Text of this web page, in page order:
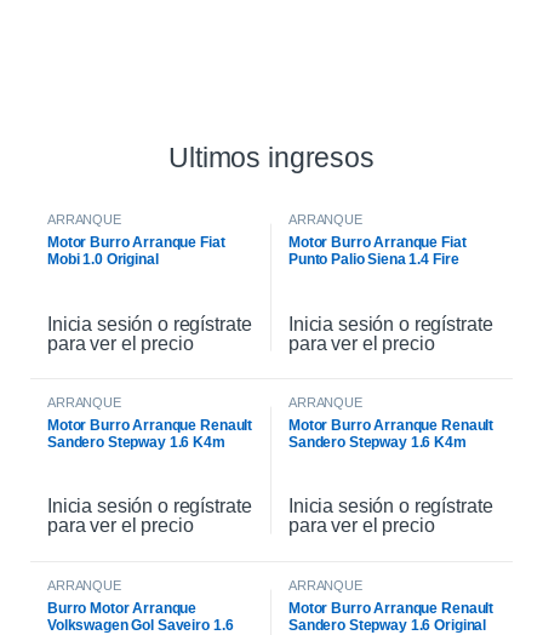
Ultimos ingresos
ARRANQUE
Motor Burro Arranque Fiat
Mobi 1.0 Original
Inicia sesión o regístrate
para ver el precio
ARRANQUE
Motor Burro Arranque Fiat
Punto Palio Siena 1.4 Fire
Inicia sesión o regístrate
para ver el precio
ARRANQUE
Motor Burro Arranque Renault
Sandero Stepway 1.6 K4m
Inicia sesión o regístrate
para ver el precio
ARRANQUE
Motor Burro Arranque Renault
Sandero Stepway 1.6 K4m
Inicia sesión o regístrate
para ver el precio
ARRANQUE
Burro Motor Arranque
Volkswagen Gol Saveiro 1.6
ARRANQUE
Motor Burro Arranque Renault
Sandero Stepway 1.6 Original